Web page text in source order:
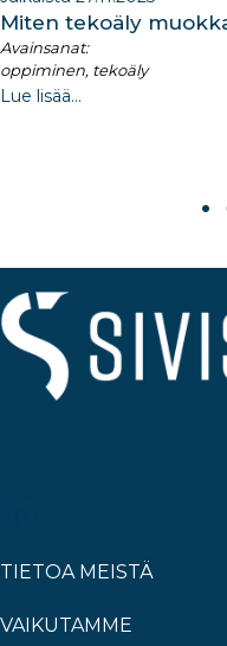
Miten tekoäly
Avainsanat:
oppiminen, tekoäly
Lue lisää...
TIETOA MEISTÄ
VAIKUTAMME